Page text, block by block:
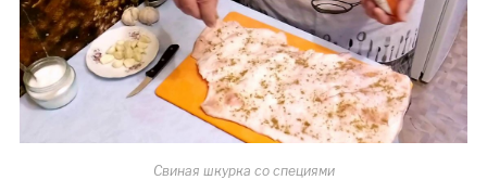
Свиная шкурка со специями